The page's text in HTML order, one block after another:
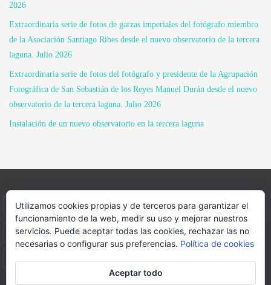
2026
Extraordinaria serie de fotos de garzas imperiales del fotógrafo miembro
de la Asociación Santiago Ribes desde el nuevo observatorio de la tercera
laguna. Julio 2026
Extraordinaria serie de fotos del fotógrafo y presidente de la Agrupación
Fotográfica de San Sebastián de los Reyes Manuel Durán desde el nuevo
observatorio de la tercera laguna. Julio 2026
Instalación de un nuevo observatorio en la tercera laguna
INICIO INFORMACIÓN ASOCIACION
SUS HABITANTES FOTOS VIDEOS BLOG
Utilizamos cookies propias y de terceros para garantizar el
funcionamiento de la web, medir su uso y mejorar nuestros
servicios. Puede aceptar todas las cookies, rechazar las no
necesarias o configurar sus preferencias. Política de cookies
Aceptar todo